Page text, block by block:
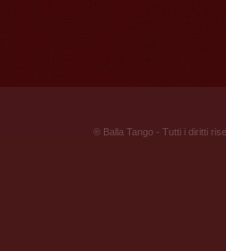
® Balla Tango - Tutti i diritti